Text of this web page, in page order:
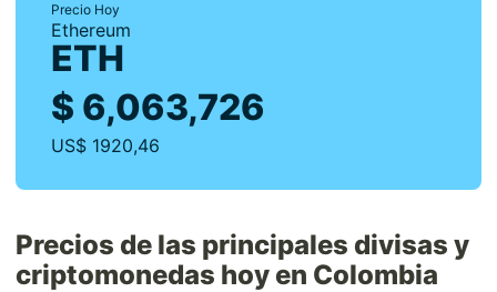
Precio Hoy
Ethereum
ETH
$ 6,063,726
US$ 1920,46
Precios de las principales divisas y
criptomonedas hoy en Colombia